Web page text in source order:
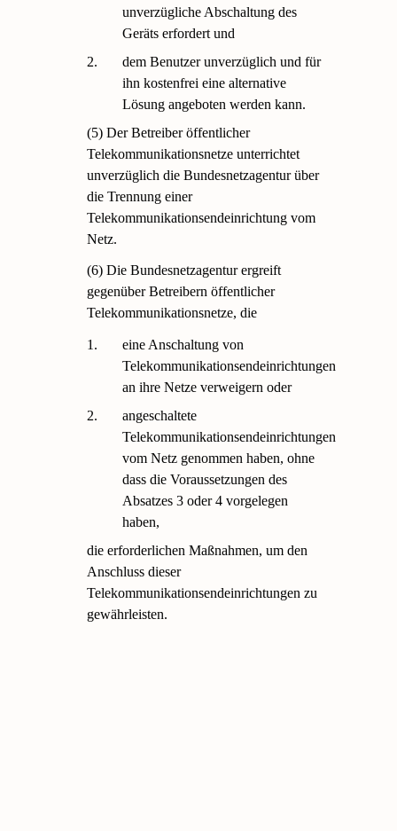
unverzügliche Abschaltung des
Geräts erfordert und
2.
dem Benutzer unverzüglich und für
ihn kostenfrei eine alternative
Lösung angeboten werden kann.
(5) Der Betreiber öffentlicher
Telekommunikationsnetze unterrichtet
unverzüglich die Bundesnetzagentur über
die Trennung einer
Telekommunikationsendeinrichtung vom
Netz.
(6) Die Bundesnetzagentur ergreift
gegenüber Betreibern öffentlicher
Telekommunikationsnetze, die
1.
eine Anschaltung von
Telekommunikationsendeinrichtungen
an ihre Netze verweigern oder
2.
angeschaltete
Telekommunikationsendeinrichtungen
vom Netz genommen haben, ohne
dass die Voraussetzungen des
Absatzes 3 oder 4 vorgelegen
haben,
die erforderlichen Maßnahmen, um den
Anschluss dieser
Telekommunikationsendeinrichtungen zu
gewährleisten.